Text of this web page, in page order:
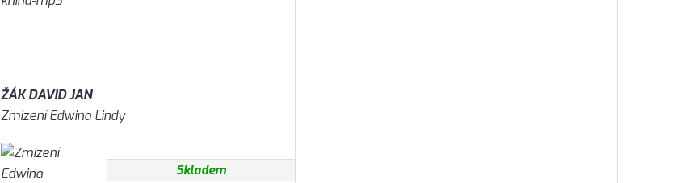
ŽÁK DAVID JAN
Zmizení Edwina Lindy
Skladem